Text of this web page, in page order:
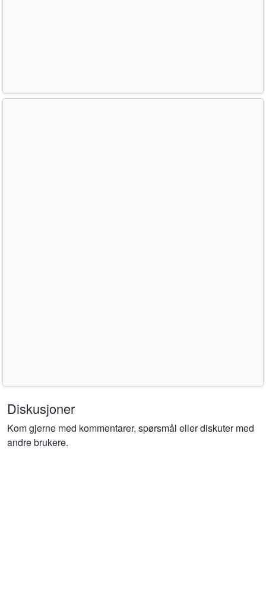
Diskusjoner
Kom gjerne med kommentarer, spørsmål eller diskuter med
andre brukere.